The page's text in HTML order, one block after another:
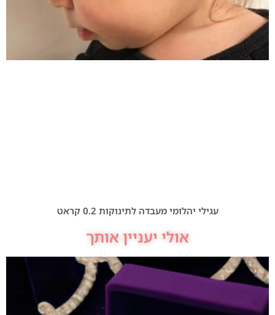
עגילי יהלומי מעבדה לתינוקות 0.2 קראט
אולי יעניין אותך